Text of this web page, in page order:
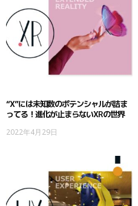
“X”には未知数のポテンシャルが詰ま
ってる！進化が止まらないXRの世界
2022年4月29日